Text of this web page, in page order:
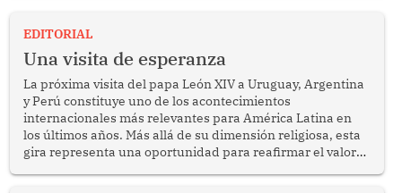
EDITORIAL
Una visita de esperanza
La próxima visita del papa León XIV a Uruguay, Argentina
y Perú constituye uno de los acontecimientos
internacionales más relevantes para América Latina en
los últimos años. Más allá de su dimensión religiosa, esta
gira representa una oportunidad para reafirmar el valor